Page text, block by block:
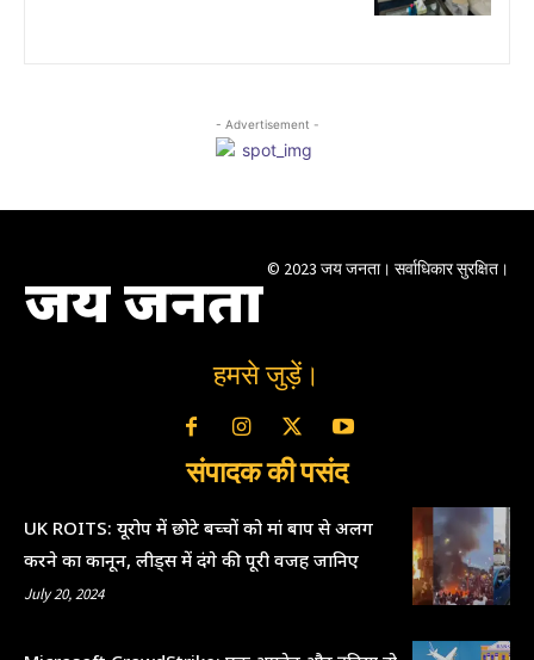
- Advertisement -
जय जनता © 2023 जय जनता। सर्वाधिकार सुरक्षित।
हमसे जुड़ें।
संपादक की पसंद
UK ROITS: यूरोप में छोटे बच्चों को मां बाप से अलग
करने का कानून, लीड्स में दंगे की पूरी वजह जानिए
July 20, 2024